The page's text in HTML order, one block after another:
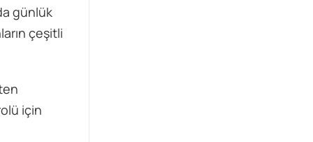
günlük
çeşitli
için